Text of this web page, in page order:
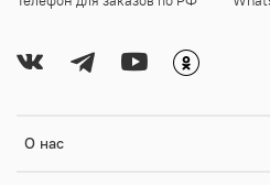
О нас